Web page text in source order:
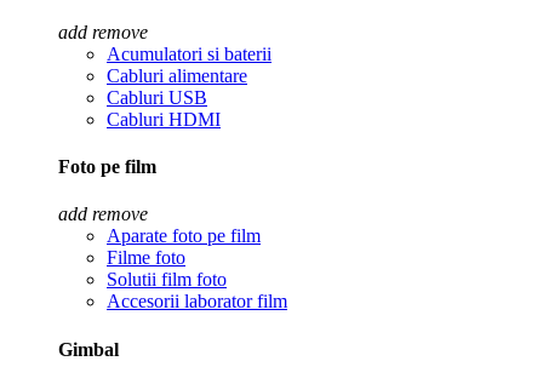
add remove
Acumulatori si baterii
Cabluri alimentare
Cabluri USB
Cabluri HDMI
Foto pe film
add remove
Aparate foto pe film
Filme foto
Solutii film foto
Accesorii laborator film
Gimbal